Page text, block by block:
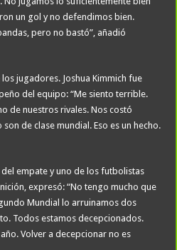
un gol y no defendimos bien.
pero no bastó”, añadió
jugadores. Joshua Kimmich fue
del equipo: “Me siento terrible.
de nuestros rivales. Nos costó
de clase mundial. Eso es un hecho.
empate y uno de los futbolistas
expresó: “No tengo mucho que
Mundial lo arruinamos dos
Todos estamos decepcionados.
Volver a decepcionar no es